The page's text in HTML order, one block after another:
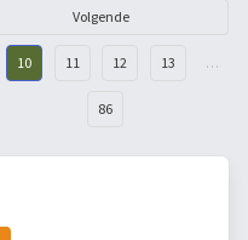
Volgende
10 11 12 13 …
86